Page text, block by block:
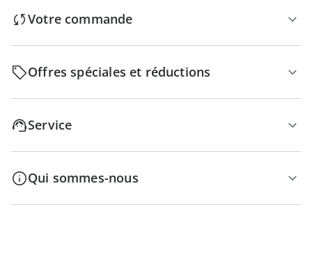
Votre commande
Offres spéciales et réductions
Service
Qui sommes-nous